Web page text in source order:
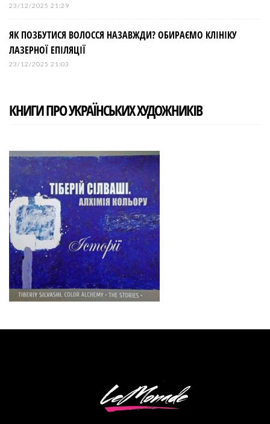
23/12/2025 21:29
ЯК ПОЗБУТИСЯ ВОЛОССЯ НАЗАВЖДИ? ОБИРАЄМО КЛІНІКУ
ЛАЗЕРНОЇ ЕПІЛЯЦІЇ
23/12/2025 21:03
КНИГИ ПРО УКРАЇНСЬКИХ ХУДОЖНИКІВ